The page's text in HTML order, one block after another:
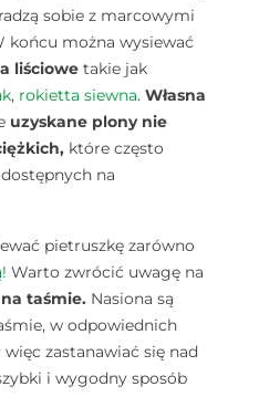
sobie z marcowymi
można wysiewać
liściowe takie jak
, rokietta siewna. Własna
uzyskane plony nie
które często
na
pietruszkę zarówno
Warto zwrócić uwagę na
taśmie. Nasiona są
w odpowiednich
zastanawiać się nad
i wygodny sposób